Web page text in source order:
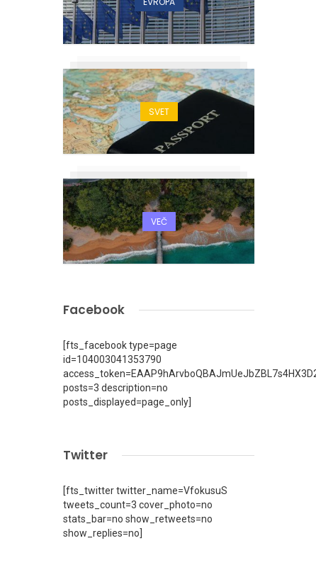
SVET
VEČ
Facebook
[fts_facebook type=page
id=104003041353790
posts=3 description=no
posts_displayed=page_only]
Twitter
[fts_twitter twitter_name=VfokusuS
tweets_count=3 cover_photo=no
stats_bar=no show_retweets=no
show_replies=no]